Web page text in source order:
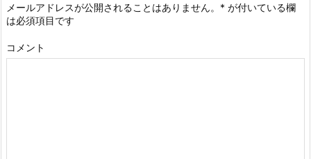
メールアドレスが公開されることはありません。 * が付いている欄
は必須項目です
コメント